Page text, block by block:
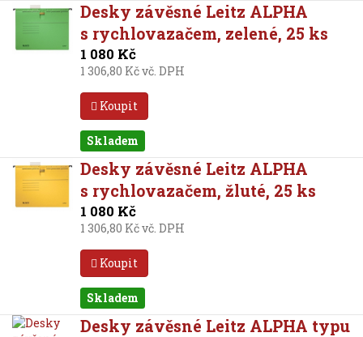
Desky závěsné Leitz ALPHA
s rychlovazačem, zelené, 25 ks
1 080 Kč
1 306,80 Kč vč. DPH
Koupit
Skladem
Desky závěsné Leitz ALPHA
s rychlovazačem, žluté, 25 ks
1 080 Kč
1 306,80 Kč vč. DPH
Koupit
Skladem
Desky závěsné Leitz ALPHA typu